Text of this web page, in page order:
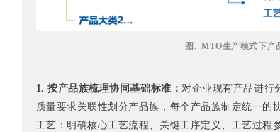
图. MTO生产模式下产
1. 按产品族梳理协同基础标准：对企业现有产品进行
质量要求关联性划分产品族，每个产品族制定统一的
工艺：明确核心工艺流程、关键工序定义、工艺过程